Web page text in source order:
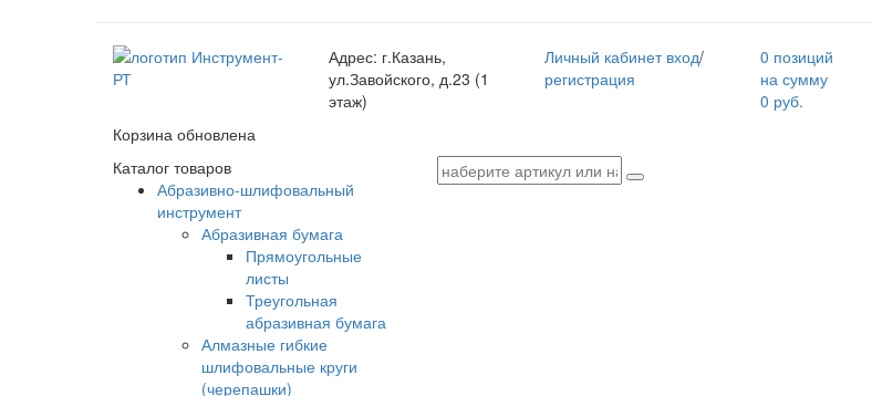
Адрес: г.Казань,
ул.Завойского, д.23 (1
этаж)
Личный кабинет вход/
регистрация
0 позиций
на сумму
0 руб.
Корзина обновлена
Каталог товаров
Абразивно-шлифовальный
инструмент
Абразивная бумага
Прямоугольные
листы
Треугольная
абразивная бумага
Алмазные гибкие
шлифовальные круги
(черепашки)